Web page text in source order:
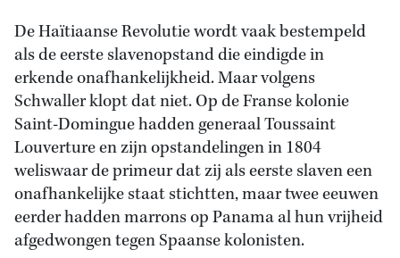
De Haïtiaanse Revolutie wordt vaak bestempeld
als de eerste slavenopstand die eindigde in
erkende onafhankelijkheid. Maar volgens
Schwaller klopt dat niet. Op de Franse kolonie
Saint-Domingue hadden generaal Toussaint
Louverture en zijn opstandelingen in 1804
weliswaar de primeur dat zij als eerste slaven een
onafhankelijke staat stichtten, maar twee eeuwen
eerder hadden marrons op Panama al hun vrijheid
afgedwongen tegen Spaanse kolonisten.